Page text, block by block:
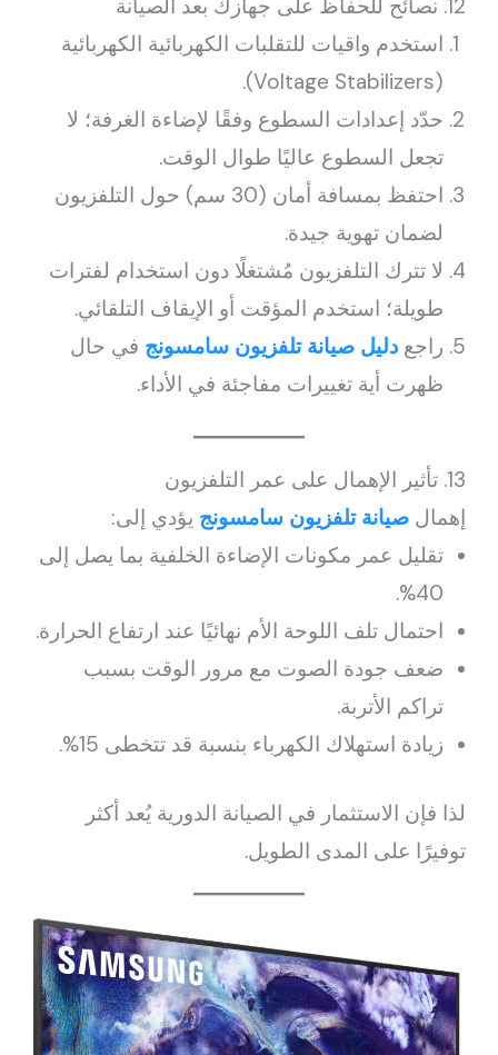
12. نصائح للحفاظ على جهازك بعد الصيانة
استخدم واقيات للتقلبات الكهربائية الكهربائية
(Voltage Stabilizers).
حدّد إعدادات السطوع وفقًا لإضاءة الغرفة؛ لا
تجعل السطوع عاليًا طوال الوقت.
احتفظ بمسافة أمان (30 سم) حول التلفزيون
لضمان تهوية جيدة.
لا تترك التلفزيون مُشتغلًا دون استخدام لفترات
طويلة؛ استخدم المؤقت أو الإيقاف التلقائي.
راجعدليل صيانة تلفزيون سامسونج في حال
ظهرت أية تغييرات مفاجئة في الأداء.
13. تأثير الإهمال على عمر التلفزيون
إهمالصيانة تلفزيون سامسونج يؤدي إلى:
تقليل عمر مكونات الإضاءة الخلفية بما يصل إلى
40%.
احتمال تلف اللوحة الأم نهائيًا عند ارتفاع الحرارة.
ضعف جودة الصوت مع مرور الوقت بسبب
تراكم الأتربة.
زيادة استهلاك الكهرباء بنسبة قد تتخطى 15%.
لذا فإن الاستثمار في الصيانة الدورية يُعد أكثر
توفيرًا على المدى الطويل.